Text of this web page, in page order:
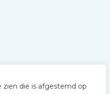
zien die is afgestemd op